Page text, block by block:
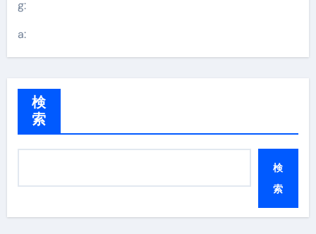
g:
a:
検
索
検
索